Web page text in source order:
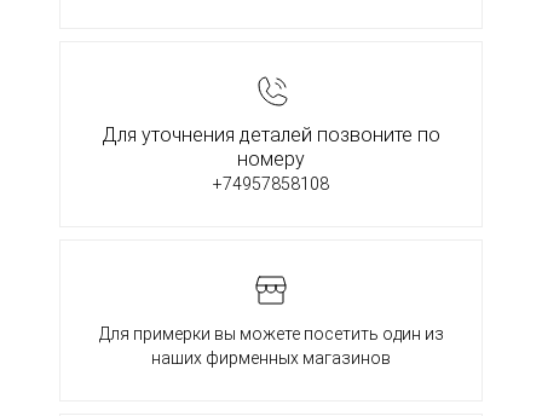
Для уточнения деталей позвоните по
номеру
+74957858108
Для примерки вы можете посетить один из
наших фирменных магазинов